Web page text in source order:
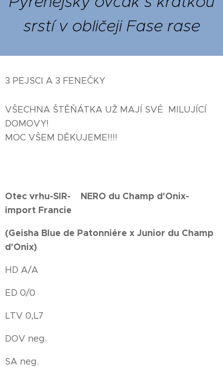
srstí v obličeji Fase rase
3 PEJSCI A 3 FENEČKY
VŠECHNA ŠTĚŇÁTKA UŽ MAJÍ SVÉ MILUJÍCÍ
DOMOVY!❤️
MOC VŠEM DĚKUJEME!!!!❤️
Otec vrhu-SIR- NERO du Champ d'Onix-
import Francie
(Geisha Blue de Patonniére x Junior du Champ
d'Onix)
HD A/A
ED 0/0
LTV 0,L7
DOV neg.
SA neg.